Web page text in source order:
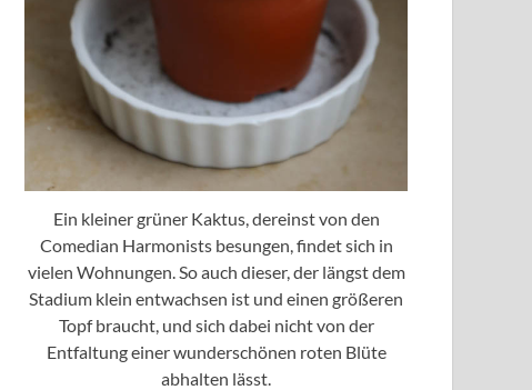
Ein kleiner grüner Kaktus, dereinst von den
Comedian Harmonists besungen, findet sich in
vielen Wohnungen. So auch dieser, der längst dem
Stadium klein entwachsen ist und einen größeren
Topf braucht, und sich dabei nicht von der
Entfaltung einer wunderschönen roten Blüte
abhalten lässt.